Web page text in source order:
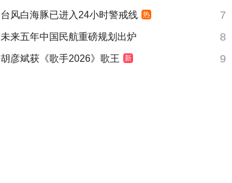
台风白海豚已进入24小时警戒线 热 7
未来五年中国民航重磅规划出炉 8
胡彦斌获《歌手2026》歌王 新 9